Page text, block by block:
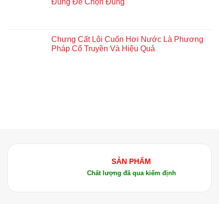
Chưng Cất Lôi Cuốn Hơi Nước Là Phương
Pháp Cổ Truyền Và Hiệu Quả
SẢN PHẨM
Chất lượng đã qua kiểm định